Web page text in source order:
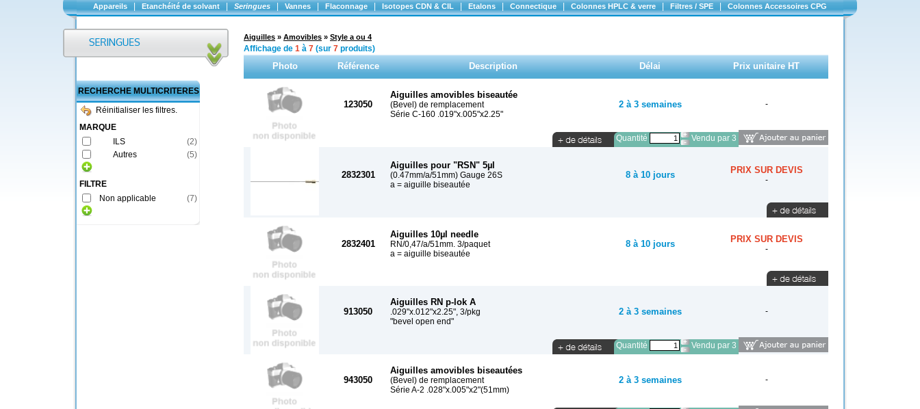
Appareils Etanchéité de solvant Seringues Vannes Flaconnage Isotopes CDN & CIL Etalons Connectique Colonnes HPLC & verre Filtres / SPE Colonnes Accessoires CPG
RECHERCHE MULTICRITERES
Réinitialiser les filtres.
MARQUE
ILS
(2)
Autres
(5)
FILTRE
Non applicable
(7)
Aiguilles » Amovibles » Style a ou 4
Affichage de 1 à 7 (sur 7 produits)
Photo Référence Description Délai Prix unitaire HT
123050
Aiguilles amovibles biseautée
(Bevel) de remplacement
Série C-160 .019"x.005"x2.25"
2 à 3 semaines -
Quantité Vendu par 3
2832301
Aiguilles pour "RSN" 5µl
(0.47mm/a/51mm) Gauge 26S
a = aiguille biseautée
8 à 10 jours PRIX SUR DEVIS
-
2832401
Aiguilles 10µl needle
RN/0,47/a/51mm. 3/paquet
a = aiguille biseautée
8 à 10 jours PRIX SUR DEVIS
-
913050
Aiguilles RN p-lok A
.029"x.012"x2.25", 3/pkg
"bevel open end"
2 à 3 semaines -
Quantité Vendu par 3
943050
Aiguilles amovibles biseautées
(Bevel) de remplacement
Série A-2 .028"x.005"x2"(51mm)
2 à 3 semaines -